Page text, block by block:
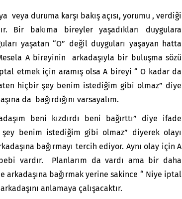
veya duruma karşı bakış açısı, yorumu , verdiği
Bir bakıma bireyler yaşadıkları duygulara
yaşatan “O” değil duyguları yaşayan hatta
A bireyinin arkadaşıyla bir buluşma sözü
etmek için aramış olsa A bireyi “ O kadar da
hiçbir şey benim istediğim gibi olmaz” diye
da bağırdığını varsayalım.
beni kızdırdı beni bağırttı” diye ifade
benim istediğim gibi olmaz” diyerek olayı
bağırmayı tercih ediyor. Aynı olay için A
vardır. Planlarım da vardı ama bir daha
arkadaşına bağırmak yerine sakince “ Niye iptal
anlamaya çalışacaktır.